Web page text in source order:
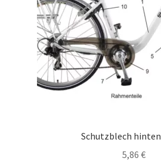
Schutzblech
5,86 €